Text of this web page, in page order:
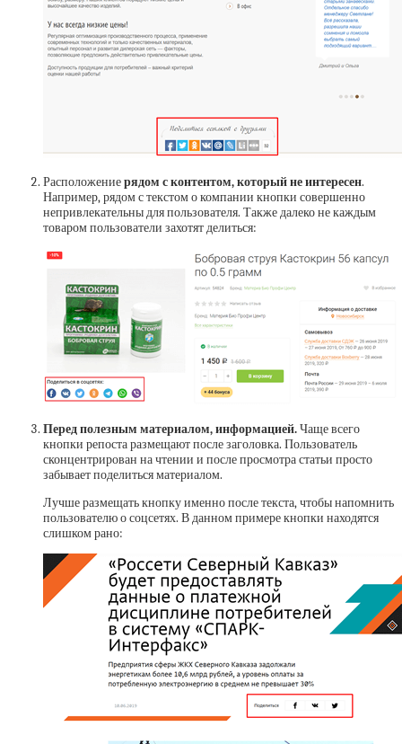
Расположениерядом с контентом, который не интересен.
Например, рядом с текстом о компании кнопки совершенно
непривлекательны для пользователя. Также далеко не каждым
товаром пользователи захотят делиться:
Перед полезным материалом, информацией.Чаще всего
кнопки репоста размещают после заголовка. Пользователь
сконцентрирован на чтении и после просмотра статьи просто
забывает поделиться материалом.
Лучше размещать кнопку именно после текста, чтобы напомнить
пользователю о соцсетях. В данном примере кнопки находятся
слишком рано: